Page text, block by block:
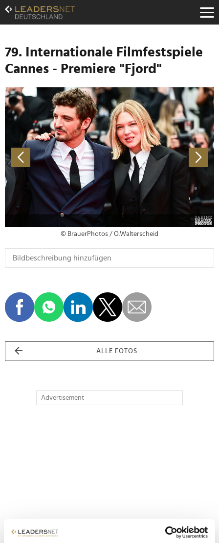
Zum
Inhalt
Zur
Navigation
Zur
Hauptnavigation
79. Internationale Filmfestspiele
Cannes - Premiere "Fjord"
© BrauerPhotos / O.Walterscheid
ALLE FOTOS
Advertisement